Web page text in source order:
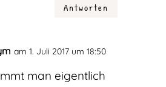
Antworten
am 1. Juli 2017 um 18:50
man eigentlich